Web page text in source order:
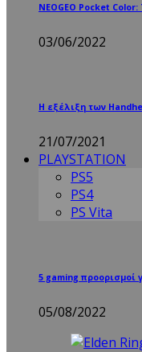
NEOGEO Pocket
03/06/2022
Η εξέλιξη των
21/07/2021
PLAYSTATION
PS5
PS4
PS Vita
5 gaming προορισμοί
05/08/2022